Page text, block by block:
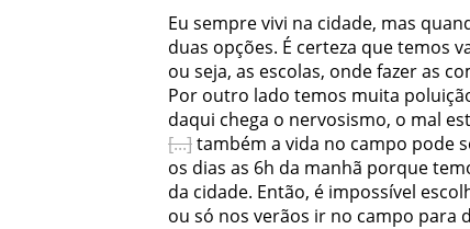
Eu semprevivi na cidade, mas
duas opções. É certeza quetemos
ou seja, as escolas, ondefazeras
Por outro lado temos muita
daqui chega o nervosismo, o mal
também a vida no campo pode
os dias as 6h da manhã porque
da cidade. Então, é impossível
ou só nos verãos ir no campo para